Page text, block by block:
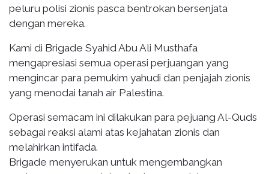
peluru polisi zionis pasca bentrokan bersenjata
dengan mereka.
Kami di Brigade Syahid Abu Ali Musthafa
mengapresiasi semua operasi perjuangan yang
mengincar para pemukim yahudi dan penjajah zionis
yang menodai tanah air Palestina.
Operasi semacam ini dilakukan para pejuang Al-Quds
sebagai reaksi alami atas kejahatan zionis dan
melahirkan intifada.
Brigade menyerukan untuk mengembangkan